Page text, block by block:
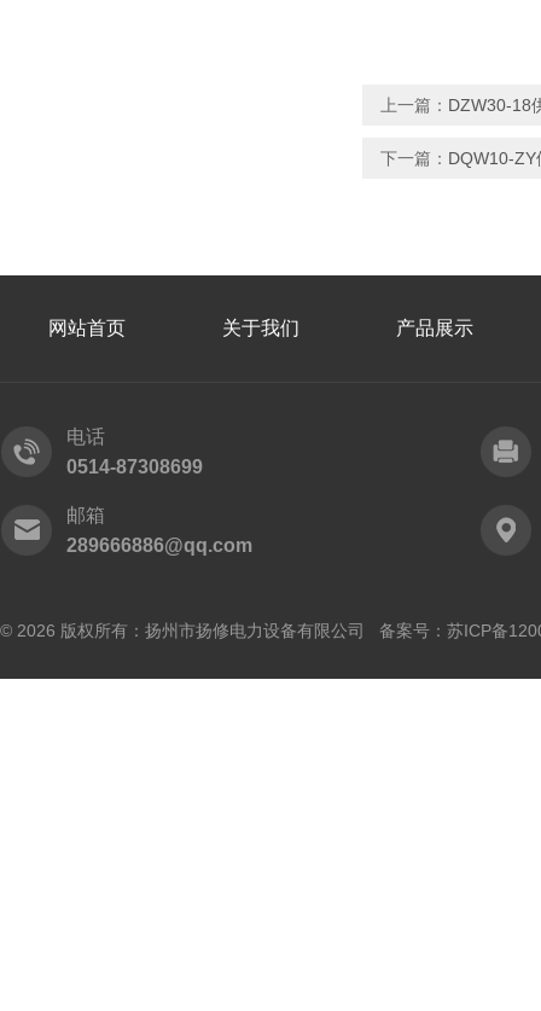
上一篇： DZW30-18
下一篇： DQW10-
网站首页 关于我们 产品展示
电话
0514-87308699
邮箱
289666886@qq.com
© 2026 版权所有：扬州市扬修电力设备有限公司 备案号： 苏ICP备